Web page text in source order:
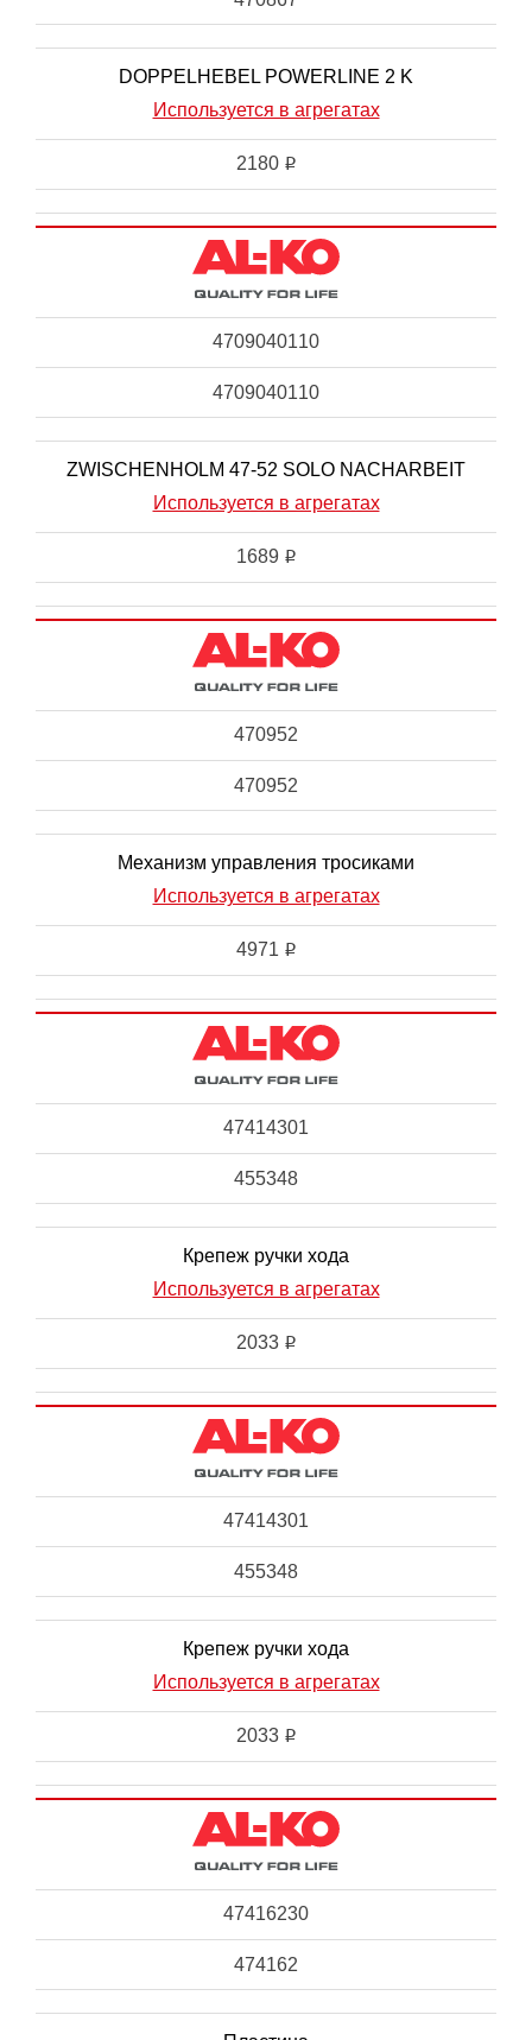
DOPPELHEBEL POWERLINE 2 K
Используется в агрегатах
2180 i
4709040110
4709040110
ZWISCHENHOLM 47-52 SOLO NACHARBEIT
Используется в агрегатах
1689 i
470952
470952
Механизм управления тросиками
Используется в агрегатах
4971 i
47414301
455348
Крепеж ручки хода
Используется в агрегатах
2033 i
47414301
455348
Крепеж ручки хода
Используется в агрегатах
2033 i
47416230
474162